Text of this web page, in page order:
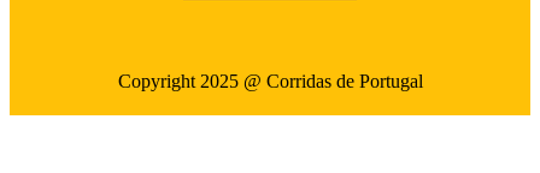
Copyright 2025 @ Corridas de Portugal